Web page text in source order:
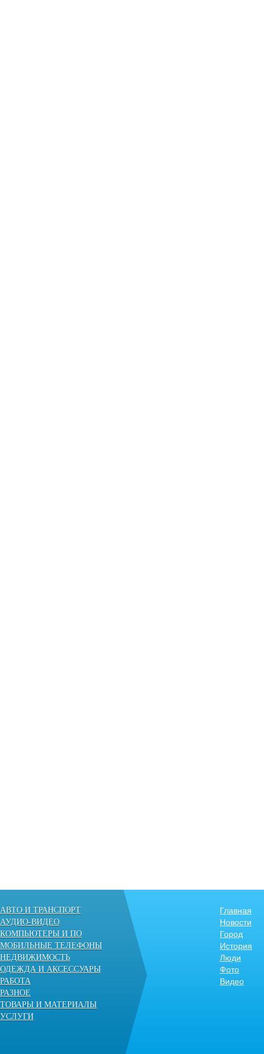
АВТО И ТРАНСПОРТ
АУДИО-ВИДЕО
КОМПЬЮТЕРЫ И ПО
МОБИЛЬНЫЕ ТЕЛЕФОНЫ
НЕДВИЖИМОСТЬ
ОДЕЖДА И АКСЕССУАРЫ
РАБОТА
РАЗНОЕ
ТОВАРЫ И МАТЕРИАЛЫ
УСЛУГИ
Главная
Новости
Город
История
Люди
Фото
Видео